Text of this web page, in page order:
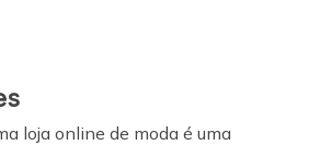
loja online de moda é uma